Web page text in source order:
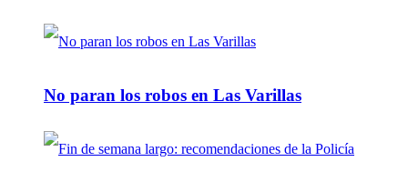
No paran los robos en Las Varillas